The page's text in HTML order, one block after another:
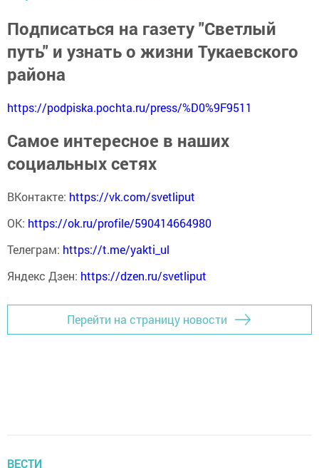
Подписаться на газету "Светлый
путь" и узнать о жизни Тукаевского
района
https://podpiska.pochta.ru/press/%D0%9F9511
Самое интересное в наших
социальных сетях
ВКонтакте: https://vk.com/svetliput
ОК: https://ok.ru/profile/590414664980
Телеграм: https://t.me/yakti_ul
Яндекс Дзен: https://dzen.ru/svetliput
Перейти на страницу новости
ВЕСТИ